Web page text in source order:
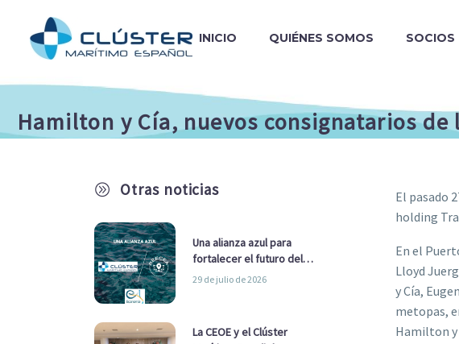
INICIO QUIÉNES SOMOS SOCIOS
Hamilton y Cía, nuevos consignatarios
A Otras noticias
Una alianza azul para
fortalecer el futuro del
sector marítimo
29 de julio de 2026
La CEOE y el Clúster
El pasado
holding
En el
Lloyd
y Cía,
metopas,
Hamilton y